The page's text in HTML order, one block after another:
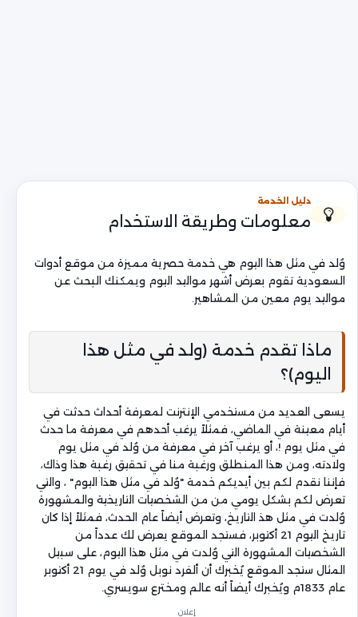
دليل الخدمة
معلومات وطريقة الاستخدام
وُلد في مثل هذا اليوم هي خدمة حصرية مميزة من موقع أدوات
السعودية تقوم بعرض أشهر مواليد اليوم ويمكنك البحث عن
مواليد يوم معين من المشاهير.
ماذا تقدم خدمة (ولد في مثل هذا
اليوم)؟
يسعى العديد من مستخدمي الإنترنت لمعرفة أحداث حدثت في
أيام معينة في الماضي، فمثلاً يرغب أحدهم في معرفة ما حدث
في مثل يوم !، أو يرغب آخر في معرفة من وُلد في مثل يوم
ولادته، ومن هذا المنطلق ورغبة منا في تحقيق رغبة هذا وذاك،
فإننا نقدم لكم بين أيديكم خدمة "وُلد في مثل هذا اليوم" ، والتي
تعرض لكم بشكل يومي من من الشخصيات التاريخية والمشهورة
وُلدت في مثل هذ التاريخ، وتعرض أيضاً عام الحدث، فمثلاً إذا كان
تاريخ اليوم 21 أكتوبر، فستجد الموقع يعرض لك عدداً من
الشخصيات المشهورة التي وُلدت في مثل هذا اليوم، على سبيل
المثال ستجد الموقع يُخبرك أن ألفرد نوبل وُلد في يوم 21 أكتوبر
عام 1833م ويُخبرك أيضاً أنه عالم ومخترع سويسري.
إعلان